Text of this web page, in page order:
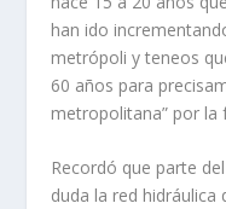
han ido
metrópoli y teneos
60 años para
metropolitana” por la
Recordó que parte
duda la red